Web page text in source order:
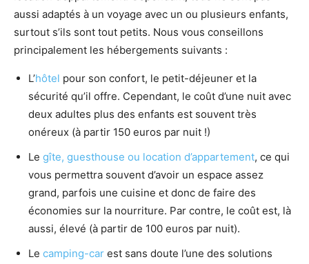
aussi adaptés à un voyage avec un ou plusieurs enfants,
surtout s’ils sont tout petits. Nous vous conseillons
principalement les hébergements suivants :
L’hôtel pour son confort, le petit-déjeuner et la
sécurité qu’il offre. Cependant, le coût d’une nuit avec
deux adultes plus des enfants est souvent très
onéreux (à partir 150 euros par nuit !)
Le gîte, guesthouse ou location d’appartement, ce qui
vous permettra souvent d’avoir un espace assez
grand, parfois une cuisine et donc de faire des
économies sur la nourriture. Par contre, le coût est, là
aussi, élevé (à partir de 100 euros par nuit).
Le camping-car est sans doute l’une des solutions